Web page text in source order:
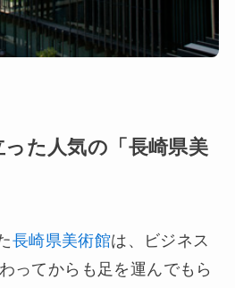
た人気の「長崎県美
長崎県美術館は、ビジネス
ってからも足を運んでもら